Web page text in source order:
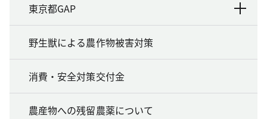
東京都GAP
野生獣による農作物被害対策
消費・安全対策交付金
農産物への残留農薬について